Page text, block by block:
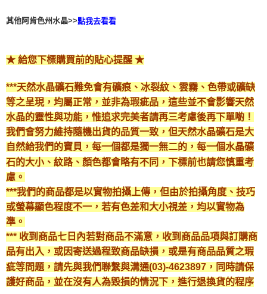
其他阿肯色州水晶>>點我去看看
★ 給您下標購買前的貼心提醒 ★
***天然水晶礦石難免會有礦痕、冰裂紋、雲霧、色帶或礦缺
等之呈現，均屬正常，並非為瑕疵品，這些並不會影響天然
水晶的靈性與功能，惟追求完美者請再三考慮後再下單喲！
我們會努力維持隨機出貨的品質一致，但天然水晶礦石是大
自然給我們的寶貝，每一個都是獨一無二的，每一個水晶礦
石的大小、紋路、顏色都會略有不同，下標前也請您慎重考
慮。
***我們的商品都是以實物拍攝上傳，但由於拍攝角度、技巧
或螢幕顯色程度不一，若有色差和大小視差，均以實物為
準。
*** 收到商品七日內若對商品不滿意，收到商品品項與訂購商
品有出入，或因寄送過程致商品缺損，或是有商品品質之瑕
疵等問題，請先與我們聯繫與溝通(03)-4623897，同時請保
護好商品，並在沒有人為毀損的情況下，進行退換貨的程序